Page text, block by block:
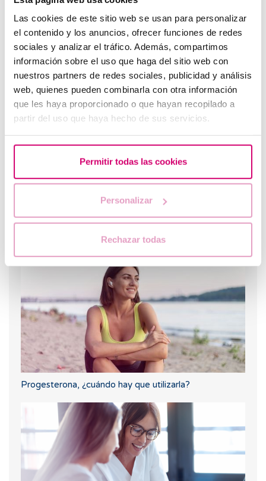
Las cookies de este sitio web se usan para personalizar
el contenido y los anuncios, ofrecer funciones de redes
sociales y analizar el tráfico. Además, compartimos
información sobre el uso que haga del sitio web con
nuestros partners de redes sociales, publicidad y análisis
web, quienes pueden combinarla con otra información
que les haya proporcionado o que hayan recopilado a
partir del uso que haya hecho de sus servicios.
Permitir todas las cookies
Personalizar
Rechazar todas
¿Qué hacer si hay retraso menstrual con un test de
embarazo negativo?
Endometrio Trilaminar: ¿qué significa?
Progesterona, ¿cuándo hay que utilizarla?